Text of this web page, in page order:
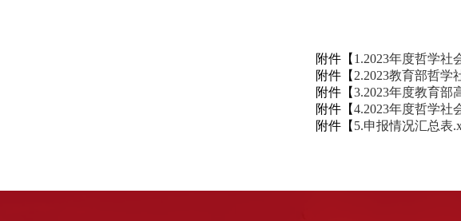
附件【 1.2023年度哲学社
附件【 2.2023教育部哲学
附件【3.2023年度教育部
附件【4.2023年度哲学社
附件【 5.申报情况汇总表